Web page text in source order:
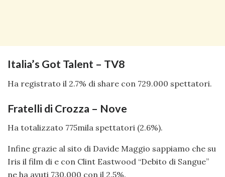
Italia’s Got Talent – TV8
Ha registrato il 2.7% di share con 729.000 spettatori.
Fratelli di Crozza – Nove
Ha totalizzato 775mila spettatori (2.6%).
Infine grazie al sito di Davide Maggio sappiamo che su
Iris il film di e con Clint Eastwood “Debito di Sangue”
ne ha avuti 730.000 con il 2.5%.